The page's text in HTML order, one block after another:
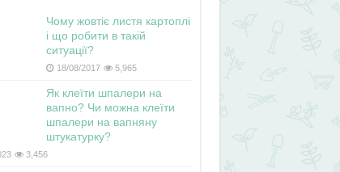
Чому жовтіє листя картоплі
і що робити в такій
ситуації?
18/08/2017 5,965
Як клеїти шпалери на
вапно? Чи можна клеїти
шпалери на вапняну
штукатурку?
3,456